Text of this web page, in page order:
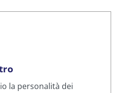
la personalità dei